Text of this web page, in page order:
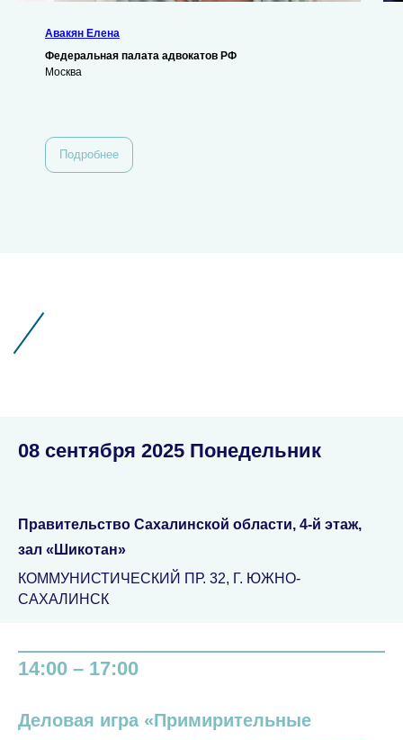
Авакян Елена
Федеральная палата адвокатов РФ
Москва
Подробнее
08 сентября 2025 Понедельник
Правительство Сахалинской области, 4-й этаж,
зал «Шикотан»
КОММУНИСТИЧЕСКИЙ ПР. 32, Г. ЮЖНО-
САХАЛИНСК
14:00 – 17:00
Деловая игра «Примирительные